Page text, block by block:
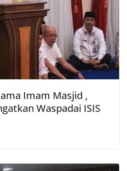
Imam Masjid ,
Waspadai ISIS